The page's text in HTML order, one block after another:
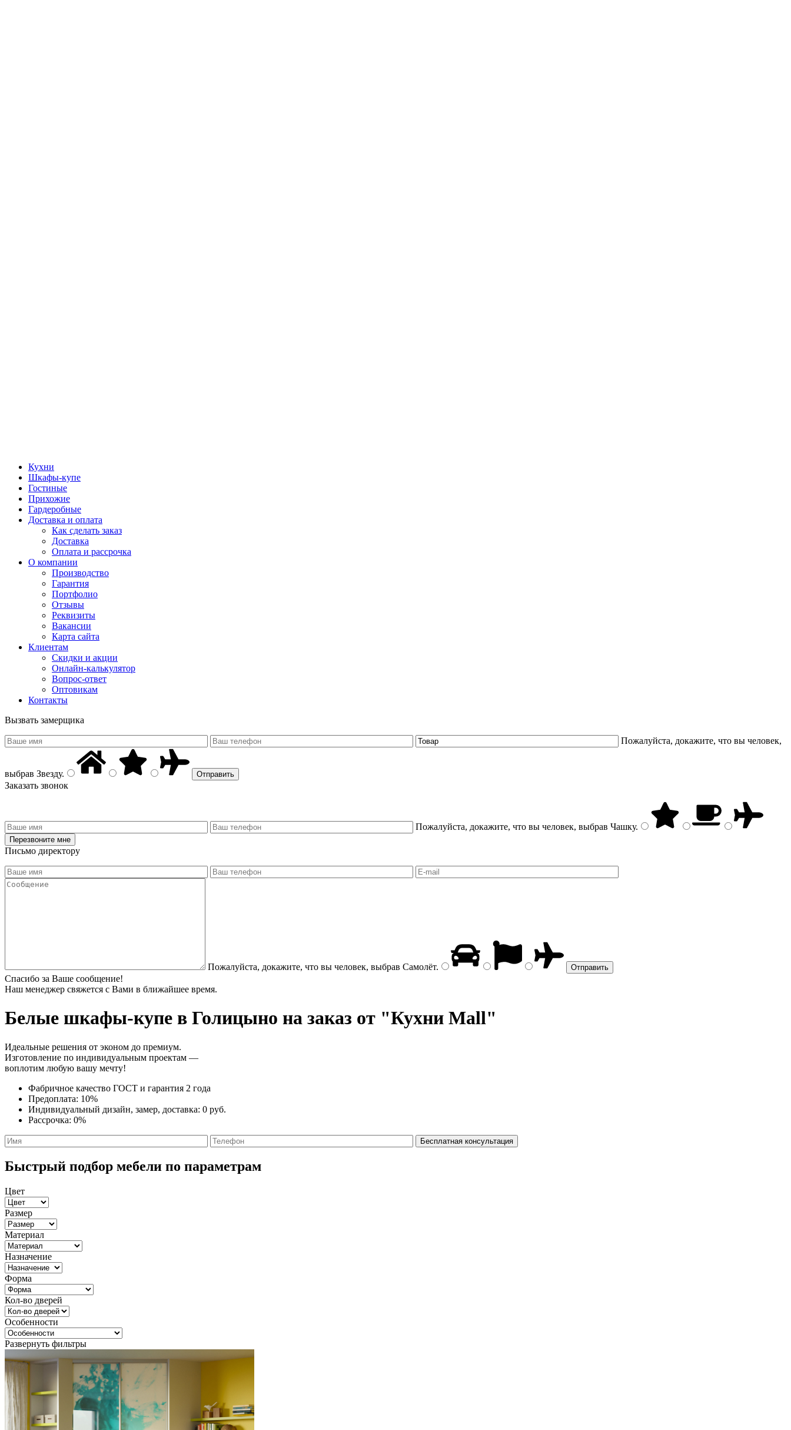
Кухни
Шкафы-купе
Гостиные
Прихожие
Гардеробные
Доставка и оплата
Как сделать заказ
Доставка
Оплата и рассрочка
О компании
Производство
Гарантия
Портфолио
Отзывы
Реквизиты
Вакансии
Карта сайта
Клиентам
Скидки и акции
Онлайн-калькулятор
Вопрос-ответ
Оптовикам
Контакты
Вызвать замерщика
Пожалуйста, докажите, что вы человек,
выбрав Звезду.
Заказать звонок
Пожалуйста, докажите, что вы человек, выбрав Чашку.
Письмо директору
Пожалуйста, докажите, что вы человек, выбрав Самолёт.
Спасибо за Ваше сообщение!
Наш менеджер свяжется с Вами в ближайшее время.
Белые шкафы-купе в Голицыно на заказ от "Кухни Mall"
Идеальные решения от эконом до премиум.
Изготовление по индивидуальным проектам —
воплотим любую вашу мечту!
Фабричное качество ГОСТ и гарантия 2 года
Предоплата: 10%
Индивидуальный дизайн, замер, доставка: 0 руб.
Рассрочка: 0%
Быстрый подбор мебели по параметрам
Цвет
Размер
Материал
Назначение
Форма
Кол-во дверей
Особенности
Развернуть фильтры